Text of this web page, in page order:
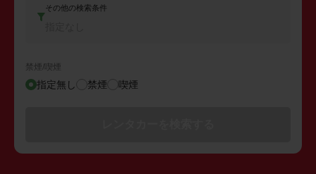
その他の検索条件
禁煙/喫煙
指定無し 禁煙 喫煙